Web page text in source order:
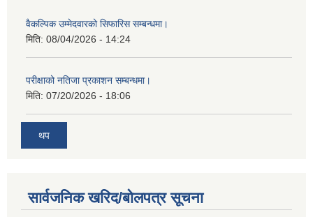
वैकल्पिक उम्मेदवारको सिफारिस सम्बन्धमा।
मिति: 08/04/2026 - 14:24
परीक्षाको नतिजा प्रकाशन सम्बन्धमा।
मिति: 07/20/2026 - 18:06
थप
सार्वजनिक खरिद/बोलपत्र सूचना